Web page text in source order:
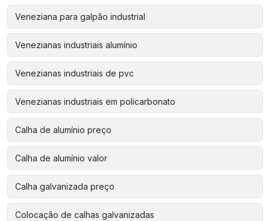
Veneziana para galpão industrial
Venezianas industriais alumínio
Venezianas industriais de pvc
Venezianas industriais em policarbonato
Calha de alumínio preço
Calha de alumínio valor
Calha galvanizada preço
Colocação de calhas galvanizadas